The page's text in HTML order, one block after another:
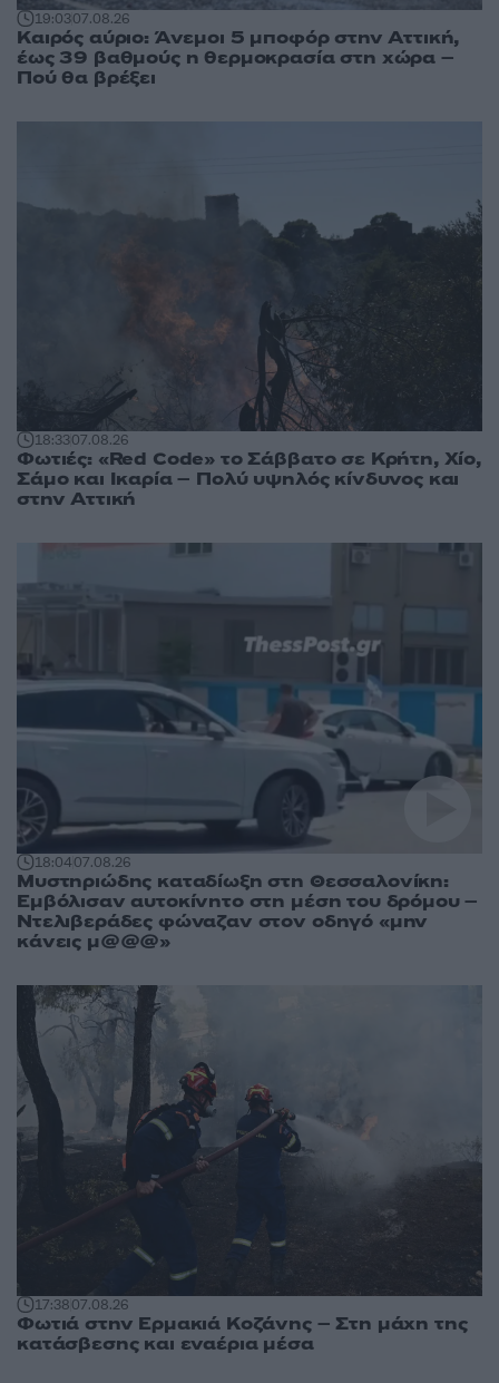
19:0307.08.26
Καιρός αύριο: Άνεμοι 5 μποφόρ στην Αττική,
έως 39 βαθμούς η θερμοκρασία στη χώρα –
Πού θα βρέξει
18:3307.08.26
Φωτιές: «Red Code» το Σάββατο σε Κρήτη, Χίο,
Σάμο και Ικαρία – Πολύ υψηλός κίνδυνος και
στην Αττική
18:0407.08.26
Μυστηριώδης καταδίωξη στη Θεσσαλονίκη:
Εμβόλισαν αυτοκίνητο στη μέση του δρόμου –
Ντελιβεράδες φώναζαν στον οδηγό «μην
κάνεις μ@@@»
17:3807.08.26
Φωτιά στην Ερμακιά Κοζάνης – Στη μάχη της
κατάσβεσης και εναέρια μέσα